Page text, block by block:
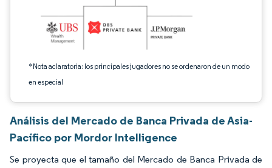
*Nota aclaratoria: los principales jugadores no se ordenaron de un modo
en especial
Análisis del Mercado de Banca Privada de Asia-
Pacífico por Mordor Intelligence
Se proyecta que el tamaño del Mercado de Banca Privada de